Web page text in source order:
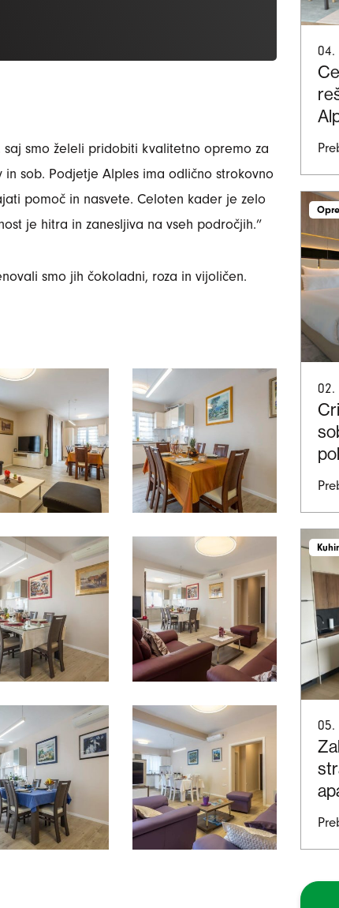
smo želeli pridobiti kvalitetno opremo za
sob. Podjetje Alples ima odlično strokovno
pomoč in nasvete. Celoten kader je zelo
je hitra in zanesljiva na vseh področjih.”
smo jih čokoladni, roza in vijoličen.
04.
02.
05.